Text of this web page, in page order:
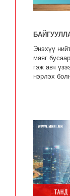
Энэхүү
маяг
гэж авч
нэрлэх